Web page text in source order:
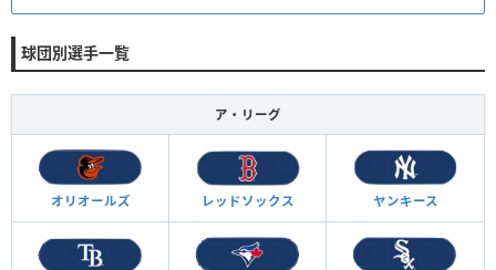
球団別選手一覧
ア・リーグ
オリオールズ レッドソックス ヤンキース